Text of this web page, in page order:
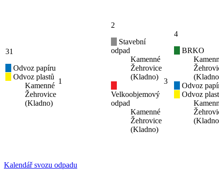
31
Odvoz papíru
Odvoz plastů
Kamenné
Žehrovice
(Kladno)
1
2
Stavební
odpad
Kamenné
Žehrovice
(Kladno)
Velkoobjemový
odpad
Kamenné
Žehrovice
(Kladno)
3
4
BRKO
Odvoz
Odvoz
Kalendář svozu odpadu